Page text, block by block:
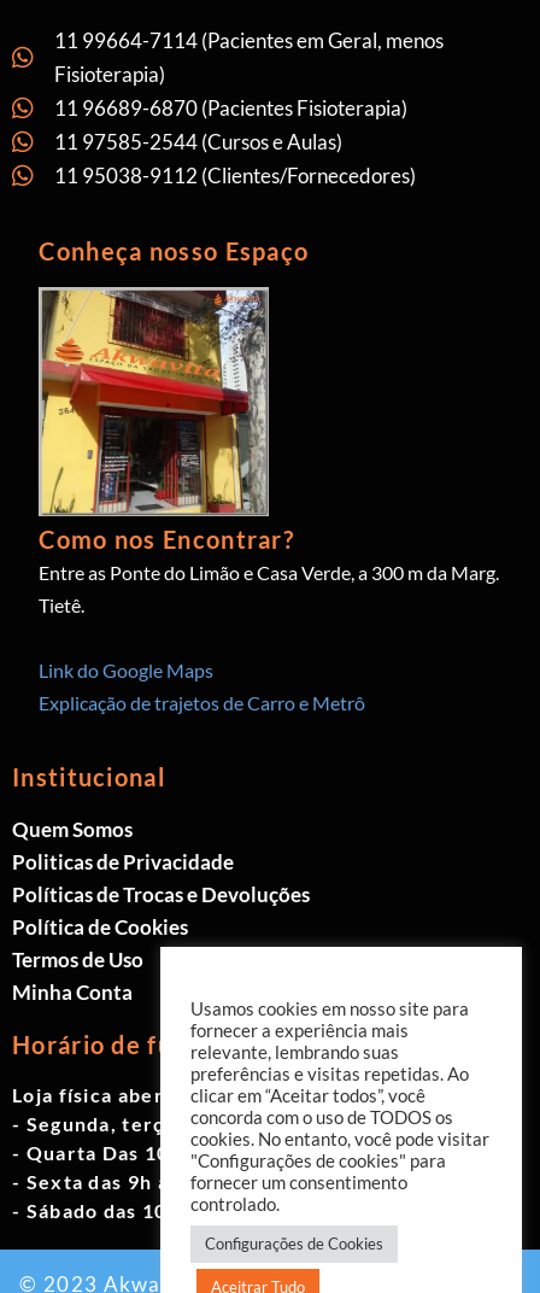
11 99664-7114 (Pacientes em Geral, menos
Fisioterapia)
11 96689-6870 (Pacientes Fisioterapia)
11 97585-2544 (Cursos e Aulas)
11 95038-9112 (Clientes/Fornecedores)
Conheça nosso Espaço
Como nos Encontrar?
Entre as Ponte do Limão e Casa Verde, a 300 m da Marg.
Tietê.
Link do Google Maps
Explicação de trajetos de Carro e Metrô
Institucional
Quem Somos
Politicas de Privacidade
Políticas de Trocas e Devoluções
Política de Cookies
Termos de Uso
Minha Conta
Horário de funcionamento
Loja física aberta de Segunda à Sábado.
- Segunda, terça e quinta das 9h às 19h
- Quarta Das 10h às 18h
- Sexta das 9h às 18h
- Sábado das 10h às 17h
© 2023 Akwavita - Todos os direitos reservados.
Usamos cookies em nosso site para
fornecer a experiência mais
relevante, lembrando suas
preferências e visitas repetidas. Ao
clicar em “Aceitar todos”, você
concorda com o uso de TODOS os
cookies. No entanto, você pode visitar
"Configurações de cookies" para
fornecer um consentimento
controlado.
Configurações de Cookies
Aceitrar Tudo